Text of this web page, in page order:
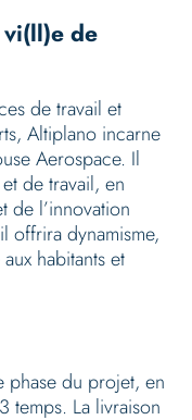
de
de travail et
Altiplano incarne
Aerospace. Il
de travail, en
de l’innovation
offrira dynamisme,
habitants et
phase du projet, en
temps. La livraison